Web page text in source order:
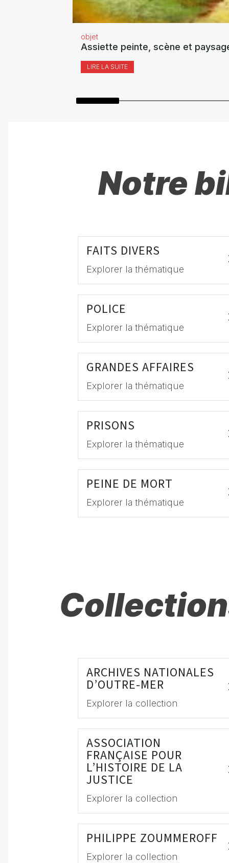
objet
Assiette peinte, scène et
LIRE LA SUITE
Notre
FAITS DIVERS
Explorer la thématique
POLICE
Explorer la thématique
GRANDES AFFAIRES
Explorer la thématique
PRISONS
Explorer la thématique
PEINE DE MORT
Explorer la thématique
ARCHIVES NATIONALES
D’OUTRE-MER
Explorer la collection
ASSOCIATION
FRANÇAISE POUR
L’HISTOIRE DE LA
JUSTICE
Explorer la collection
PHILIPPE ZOUMMEROFF
Explorer la collection